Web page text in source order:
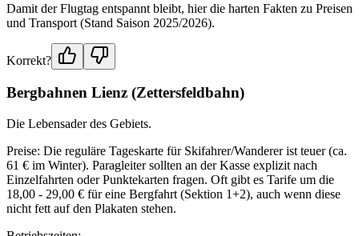
Damit der Flugtag entspannt bleibt, hier die harten Fakten zu Preisen
und Transport (Stand Saison 2025/2026).
Korrekt?
Bergbahnen Lienz (Zettersfeldbahn)
Die Lebensader des Gebiets.
Preise: Die reguläre Tageskarte für Skifahrer/Wanderer ist teuer (ca.
61 € im Winter). Paragleiter sollten an der Kasse explizit nach
Einzelfahrten oder Punktekarten fragen. Oft gibt es Tarife um die
18,00 - 29,00 € für eine Bergfahrt (Sektion 1+2), auch wenn diese
nicht fett auf den Plakaten stehen.